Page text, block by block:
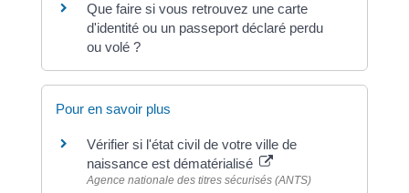
Que faire si vous retrouvez une carte
d'identité ou un passeport déclaré perdu
ou volé ?
Pour en savoir plus
Vérifier si l'état civil de votre ville de
naissance est dématérialisé
Agence nationale des titres sécurisés (ANTS)